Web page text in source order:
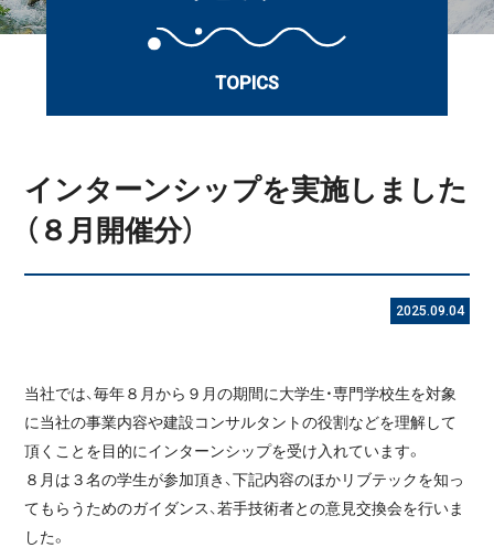
TOPICS
インターンシップを実施しました
（８月開催分）
2025.09.04
当社では、毎年８月から９月の期間に大学生・専門学校生を対象
に当社の事業内容や建設コンサルタントの役割などを理解して
頂くことを目的にインターンシップを受け入れています。
８月は３名の学生が参加頂き、下記内容のほかリブテックを知っ
てもらうためのガイダンス、若手技術者との意見交換会を行いま
した。